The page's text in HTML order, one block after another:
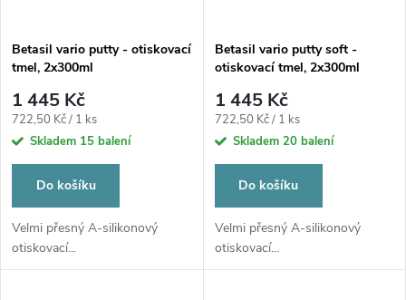
Betasil vario putty - otiskovací
tmel, 2x300ml
1 445 Kč
Měrná
cena:
722,50 Kč / 1 ks
Skladem 15 balení
Do košíku
Velmi přesný A-silikonový
otiskovací...
Betasil vario putty soft -
otiskovací tmel, 2x300ml
1 445 Kč
Měrná
cena:
722,50 Kč / 1 ks
Skladem 20 balení
Do košíku
Velmi přesný A-silikonový
otiskovací...